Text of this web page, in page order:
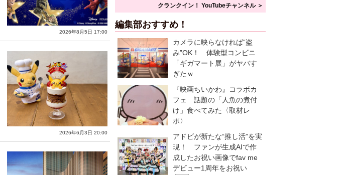
2026年8月5日 17:00
2026年6月3日 20:00
クランクイン！ YouTubeチャンネル ＞
編集部おすすめ！
カメラに映らなければ“盗
み”OK！ 体験型コンビニ
「ギガマート展」がヤバす
ぎたｗ
『映画ちいかわ』コラボカ
フェ 話題の「人魚の煮付
け」食べてみた〈取材レ
ポ〉
アドビが新たな“推し活”を実
現！ ファンが生成AIで作
成したお祝い画像でfav me
デビュー1周年をお祝い